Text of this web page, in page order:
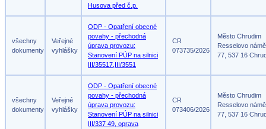
Husova před č.p.
všechny
dokumenty
Veřejné
vyhlášky
ODP - Opatření obecné
povahy - přechodná
úprava provozu:
Stanovení PÚP na silnici
III/35517,III/3551
CR
073735/2026
Město Chrudim
Resselovo
77, 537 16
všechny
dokumenty
Veřejné
vyhlášky
ODP - Opatření obecné
povahy - přechodná
úprava provozu:
Stanovení PÚP na silnici
III/337 49, oprava
CR
073406/2026
Město Chrudim
Resselovo
77, 537 16